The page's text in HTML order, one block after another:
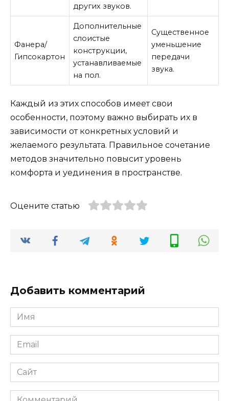
других звуков.
Фанера/
Гипсокартон
Дополнительные
слоистые
конструкции,
устанавливаемые
на пол.
Существенное
уменьшение
передачи
звука.
Каждый из этих способов имеет свои
особенности, поэтому важно выбирать их в
зависимости от конкретных условий и
желаемого результата. Правильное сочетание
методов значительно повысит уровень
комфорта и уединения в пространстве.
Оцените статью
Добавить комментарий
Имя
*
Email
*
Сайт
Комментарий